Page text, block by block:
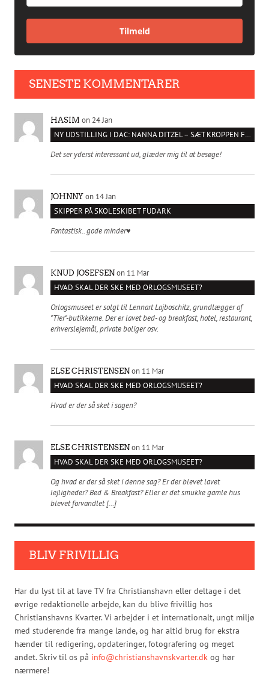
Tilmeld
SENESTE KOMMENTARER
HASIM on 24 Jan
NY UDSTILLING I DAC: NANNA DITZEL – SÆT KROPPEN FRI
Det ser yderst interessant ud, glæder mig til at besøge!
JOHNNY on 14 Jan
SKIPPER PÅ SKOLESKIBET FUDARK
Fantastisk.. gode minder♥️
KNUD JOSEFSEN on 11 Mar
HVAD SKAL DER SKE MED ORLOGSMUSEET?
Orlogsmuseet er solgt til Lennart Lajboschitz, grundlægger af
"Tier"-butikkerne. Der er lavet bed- og breakfast, hotel, restaurant,
erhverslejemål, private boliger osv.
ELSE CHRISTENSEN on 11 Mar
HVAD SKAL DER SKE MED ORLOGSMUSEET?
Hvad er der så sket i sagen?
ELSE CHRISTENSEN on 11 Mar
HVAD SKAL DER SKE MED ORLOGSMUSEET?
Og hvad er der så sket i denne sag? Er der blevet lavet
lejligheder? Bed & Breakfast? Eller er det smukke gamle hus
blevet forvandlet […]
BLIV FRIVILLIG
Har du lyst til at lave TV fra Christianshavn eller deltage i det
øvrige redaktionelle arbejde, kan du blive frivillig hos
Christianshavns Kvarter. Vi arbejder i et internationalt, ungt miljø
med studerende fra mange lande, og har altid brug for ekstra
hænder til redigering, opdateringer, fotografering og meget
andet. Skriv til os på info@christianshavnskvarter.dk og hør
nærmere!